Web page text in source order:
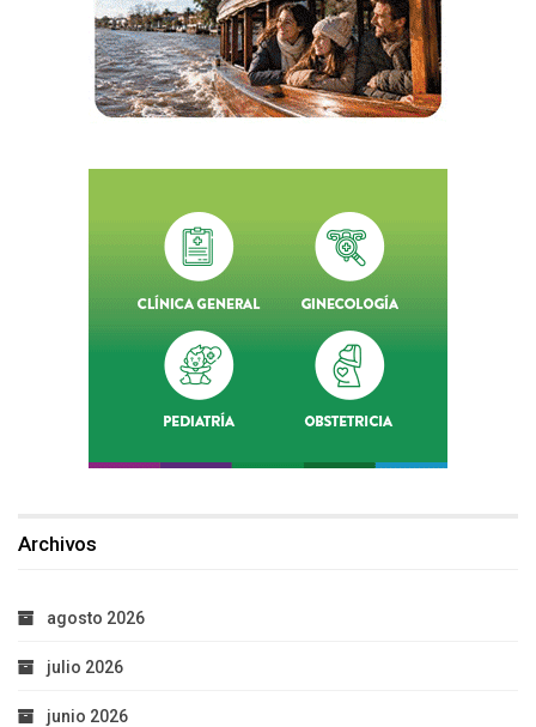
Archivos
agosto 2026
julio 2026
junio 2026